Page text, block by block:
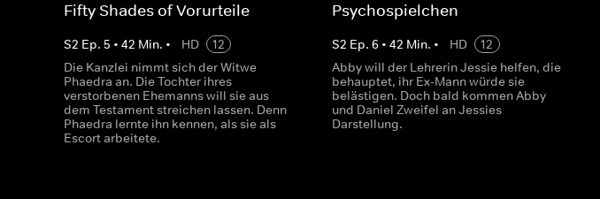
Fifty Shades of Vorurteile
S2 Ep. 5 • 42 Min. • HD
12
Die Kanzlei nimmt sich der Witwe
Phaedra an. Die Tochter ihres
verstorbenen Ehemanns will sie aus
dem Testament streichen lassen. Denn
Phaedra lernte ihn kennen, als sie als
Escort arbeitete.
Psychospielchen
S2 Ep.6 •42 Min. • HD
12
Abby will der Lehrerin Jessie helfen, die
behauptet, ihr Ex-Mann würde sie
belästigen. Doch bald kommen Abby
und Daniel Zweifel an Jessies
Darstellung.